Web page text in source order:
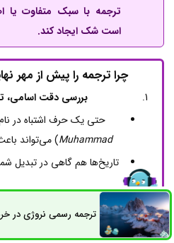
ترجمه با سبک متفاوت یا
است شک ایجاد کند.
چرا ترجمه را پیش از مهر
بررسی دقت اسامی،
حتی یک حرف اشتباه در
Muhammad) می‌تواند
تاریخ‌ها هم گاهی در تبدیل
کنترل تطابق
ممکن است بخشی از اطلاعات
شغل) جا
ترجمه رسمی نروژی درراه های ارتباطی